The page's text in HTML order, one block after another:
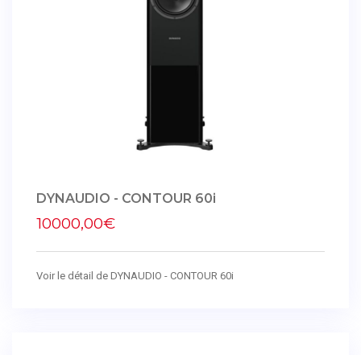
DYNAUDIO - CONTOUR 60i
10000,00€
Voir le détail de DYNAUDIO - CONTOUR 60i